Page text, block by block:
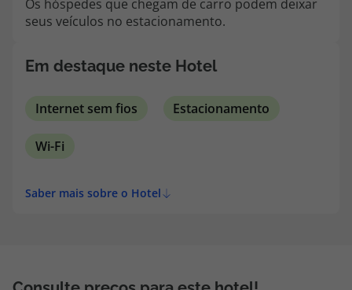
Os hóspedes que chegam de carro podem deixar
seus veículos no estacionamento.
Em destaque neste Hotel
Internet sem fios Estacionamento
Wi-Fi
Saber mais sobre o Hotel